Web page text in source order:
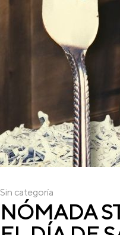
Sin categoría
NÓMADA